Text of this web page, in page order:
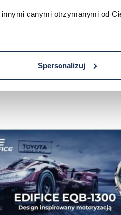
danymi otrzymanymi od
Spersonalizuj